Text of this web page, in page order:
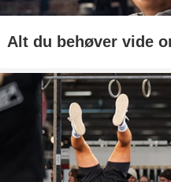
Alt du behøver vide